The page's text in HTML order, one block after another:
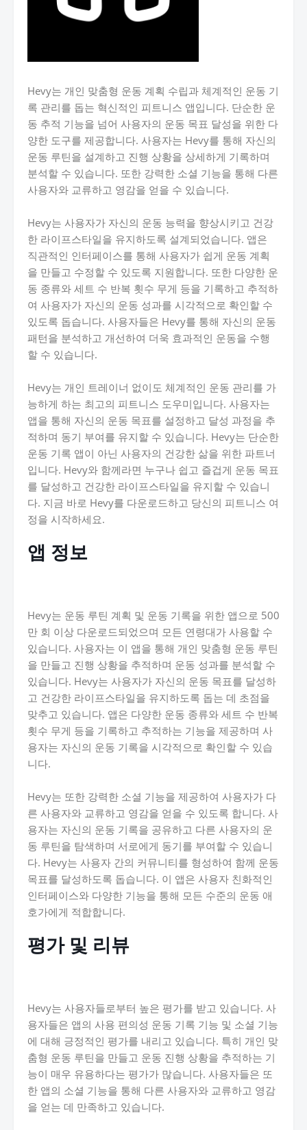
Hevy는 개인 맞춤형 운동 계획 수립과 체계적인 운동 기
록 관리를 돕는 혁신적인 피트니스 앱입니다. 단순한 운
동 추적 기능을 넘어 사용자의 운동 목표 달성을 위한 다
양한 도구를 제공합니다. 사용자는 Hevy를 통해 자신의
운동 루틴을 설계하고 진행 상황을 상세하게 기록하며
분석할 수 있습니다. 또한 강력한 소셜 기능을 통해 다른
사용자와 교류하고 영감을 얻을 수 있습니다.
Hevy는 사용자가 자신의 운동 능력을 향상시키고 건강
한 라이프스타일을 유지하도록 설계되었습니다. 앱은
직관적인 인터페이스를 통해 사용자가 쉽게 운동 계획
을 만들고 수정할 수 있도록 지원합니다. 또한 다양한 운
동 종류와 세트 수 반복 횟수 무게 등을 기록하고 추적하
여 사용자가 자신의 운동 성과를 시각적으로 확인할 수
있도록 돕습니다. 사용자들은 Hevy를 통해 자신의 운동
패턴을 분석하고 개선하여 더욱 효과적인 운동을 수행
할 수 있습니다.
Hevy는 개인 트레이너 없이도 체계적인 운동 관리를 가
능하게 하는 최고의 피트니스 도우미입니다. 사용자는
앱을 통해 자신의 운동 목표를 설정하고 달성 과정을 추
적하며 동기 부여를 유지할 수 있습니다. Hevy는 단순한
운동 기록 앱이 아닌 사용자의 건강한 삶을 위한 파트너
입니다. Hevy와 함께라면 누구나 쉽고 즐겁게 운동 목표
를 달성하고 건강한 라이프스타일을 유지할 수 있습니
다. 지금 바로 Hevy를 다운로드하고 당신의 피트니스 여
정을 시작하세요.
앱 정보
Hevy는 운동 루틴 계획 및 운동 기록을 위한 앱으로 500
만 회 이상 다운로드되었으며 모든 연령대가 사용할 수
있습니다. 사용자는 이 앱을 통해 개인 맞춤형 운동 루틴
을 만들고 진행 상황을 추적하며 운동 성과를 분석할 수
있습니다. Hevy는 사용자가 자신의 운동 목표를 달성하
고 건강한 라이프스타일을 유지하도록 돕는 데 초점을
맞추고 있습니다. 앱은 다양한 운동 종류와 세트 수 반복
횟수 무게 등을 기록하고 추적하는 기능을 제공하며 사
용자는 자신의 운동 기록을 시각적으로 확인할 수 있습
니다.
Hevy는 또한 강력한 소셜 기능을 제공하여 사용자가 다
른 사용자와 교류하고 영감을 얻을 수 있도록 합니다. 사
용자는 자신의 운동 기록을 공유하고 다른 사용자의 운
동 루틴을 탐색하며 서로에게 동기를 부여할 수 있습니
다. Hevy는 사용자 간의 커뮤니티를 형성하여 함께 운동
목표를 달성하도록 돕습니다. 이 앱은 사용자 친화적인
인터페이스와 다양한 기능을 통해 모든 수준의 운동 애
호가에게 적합합니다.
평가 및 리뷰
Hevy는 사용자들로부터 높은 평가를 받고 있습니다. 사
용자들은 앱의 사용 편의성 운동 기록 기능 및 소셜 기능
에 대해 긍정적인 평가를 내리고 있습니다. 특히 개인 맞
춤형 운동 루틴을 만들고 운동 진행 상황을 추적하는 기
능이 매우 유용하다는 평가가 많습니다. 사용자들은 또
한 앱의 소셜 기능을 통해 다른 사용자와 교류하고 영감
을 얻는 데 만족하고 있습니다.